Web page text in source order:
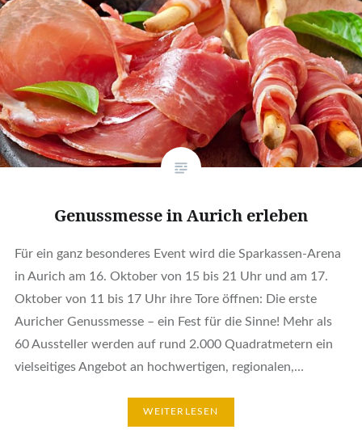
Genussmesse in Aurich erleben
Für ein ganz besonderes Event wird die Sparkassen-Arena
in Aurich am 16. Oktober von 15 bis 21 Uhr und am 17.
Oktober von 11 bis 17 Uhr ihre Tore öffnen: Die erste
Auricher Genussmesse – ein Fest für die Sinne! Mehr als
60 Aussteller werden auf rund 2.000 Quadratmetern ein
vielseitiges Angebot an hochwertigen, regionalen,…
WEITERLESEN